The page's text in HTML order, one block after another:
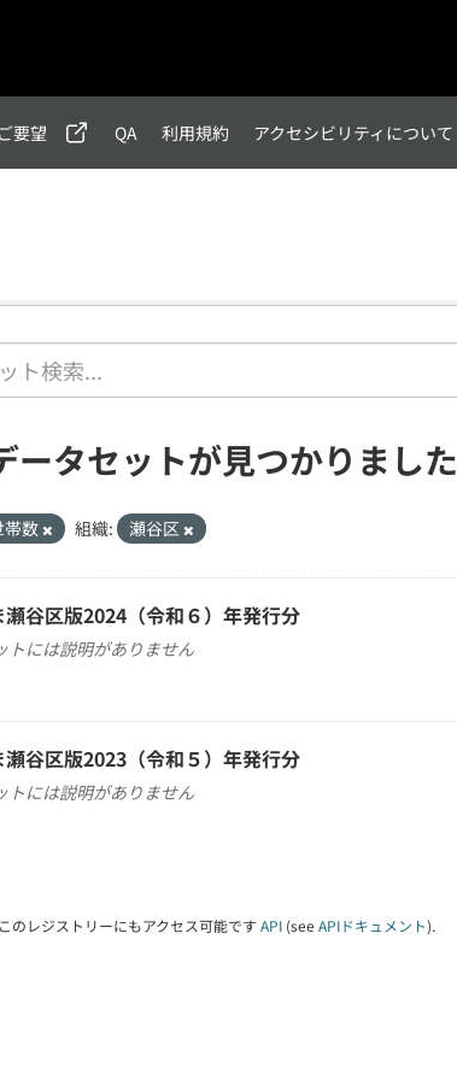
要望 QA 利用規約 アクセシビリティについて
ータセットが見つかりました
帯数 組織: 瀬谷区
谷区版2024（令和６）年発行分
トには説明がありません
谷区版2023（令和５）年発行分
トには説明がありません
のレジストリーにもアクセス可能です API (see APIドキュメント).